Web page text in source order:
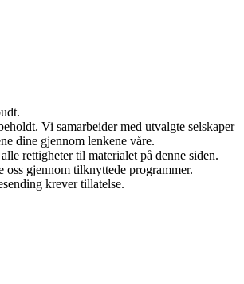
Vi samarbeider med utvalgte selskaper
dine gjennom lenkene våre.
rettigheter til materialet på denne siden.
oss gjennom tilknyttede programmer.
krever tillatelse.